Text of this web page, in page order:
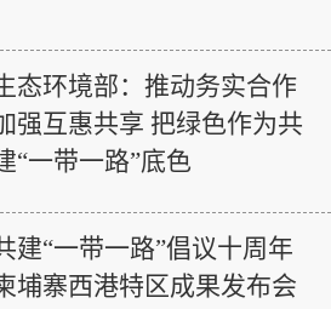
态环境部：推动务实合作
强互惠共享 把绿色作为共
“一带一路”底色
建“一带一路”倡议十周年
埔寨西港特区成果发布会